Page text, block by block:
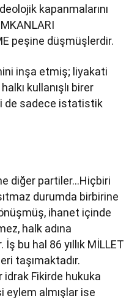
kapanmalarını
peşine düşmüşlerdir.
inşa etmiş; liyakati
kullanışlı birer
de sadece istatistik
diğer partiler…Hiçbiri
durumda birbirine
ihanet içinde
halk adına
bu hal 86 yıllık MİLLET
taşımaktadır.
idrak Fikirde hukuka
eylem almışlar ise